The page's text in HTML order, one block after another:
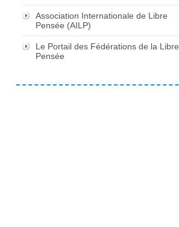
Association Internationale de Libre
Pensée (AILP)
Le Portail des Fédérations de la Libre
Pensée